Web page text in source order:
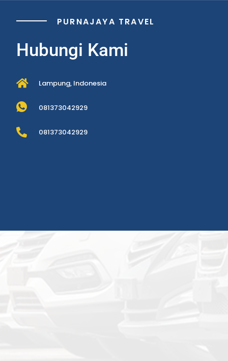
PURNAJAYA TRAVEL
Hubungi Kami
Lampung, Indonesia
081373042929
081373042929